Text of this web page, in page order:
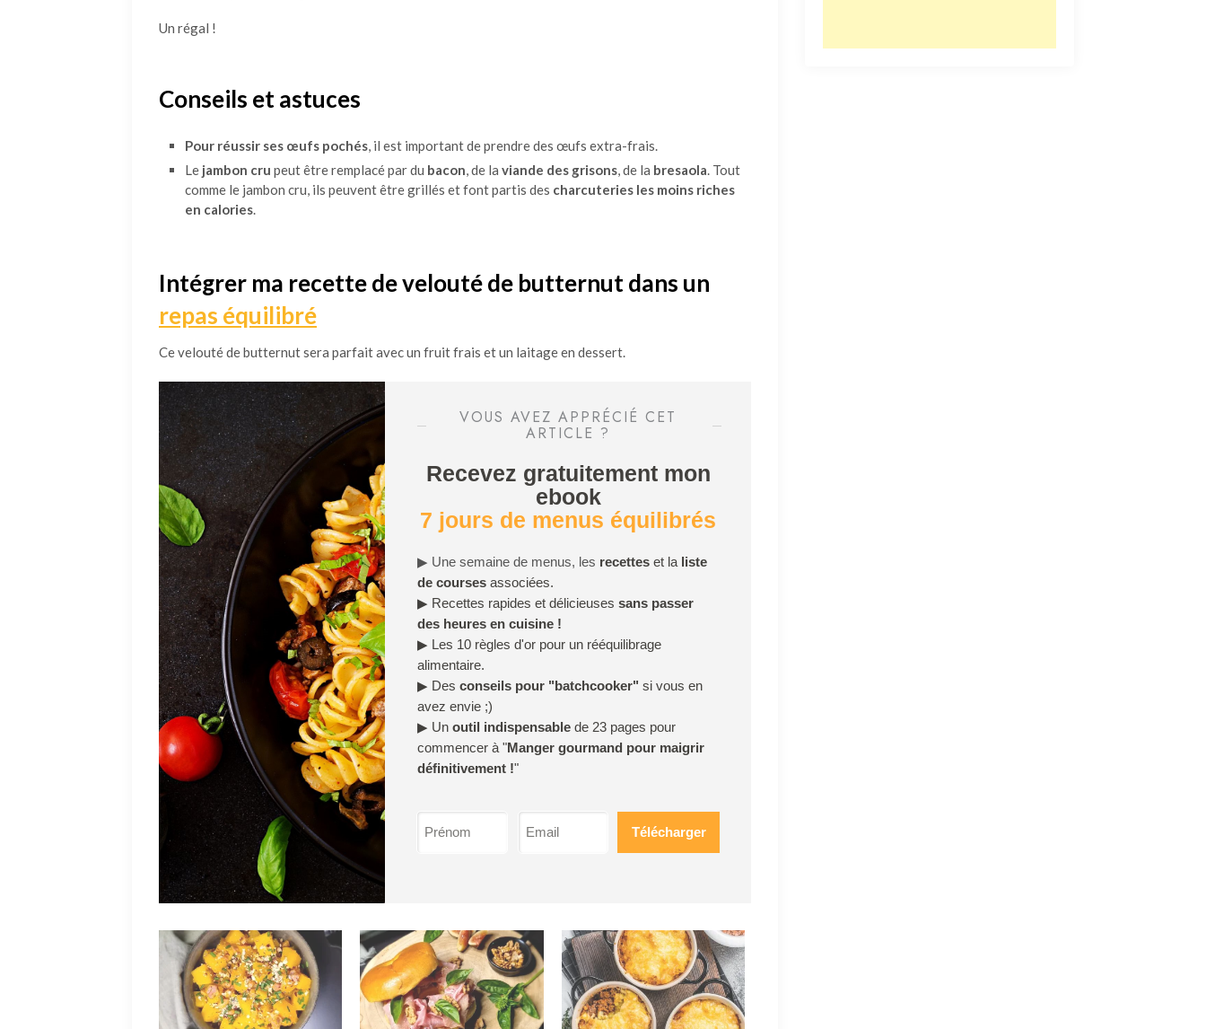
Un régal !
Conseils et astuces
Pour réussir ses œufs pochés, il est important de prendre des œufs extra-frais.
Le jambon cru peut être remplacé par du bacon , de la viande des grisons, de la bresaola . Tout
comme le jambon cru, ils peuvent être grillés et font partis des charcuteries les moins riches
en calories.
Intégrer ma recette de velouté de butternut dans un
repas équilibré
Ce velouté de butternut sera parfait avec un fruit frais et un laitage en dessert.
VOUS AVEZ APPRÉCIÉ CET
ARTICLE ?
Recevez gratuitement mon
ebook
7 jours de menus équilibrés
▶ Une semaine de menus, les recetteset la liste
de coursesassociées.
▶ Recettes rapides et délicieusessans passer
des heures en cuisine !
▶ Les 10 règles d'or pour un rééquilibrage
alimentaire.
▶ Desconseils pour "batchcooker" si vous en
avez envie ;)
▶ Unoutil indispensable de 23 pages pour
commencer à "Manger gourmand pour maigrir
définitivement !"
Télécharger